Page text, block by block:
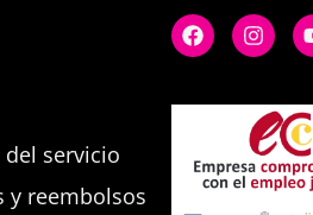
servicio
y reembolsos